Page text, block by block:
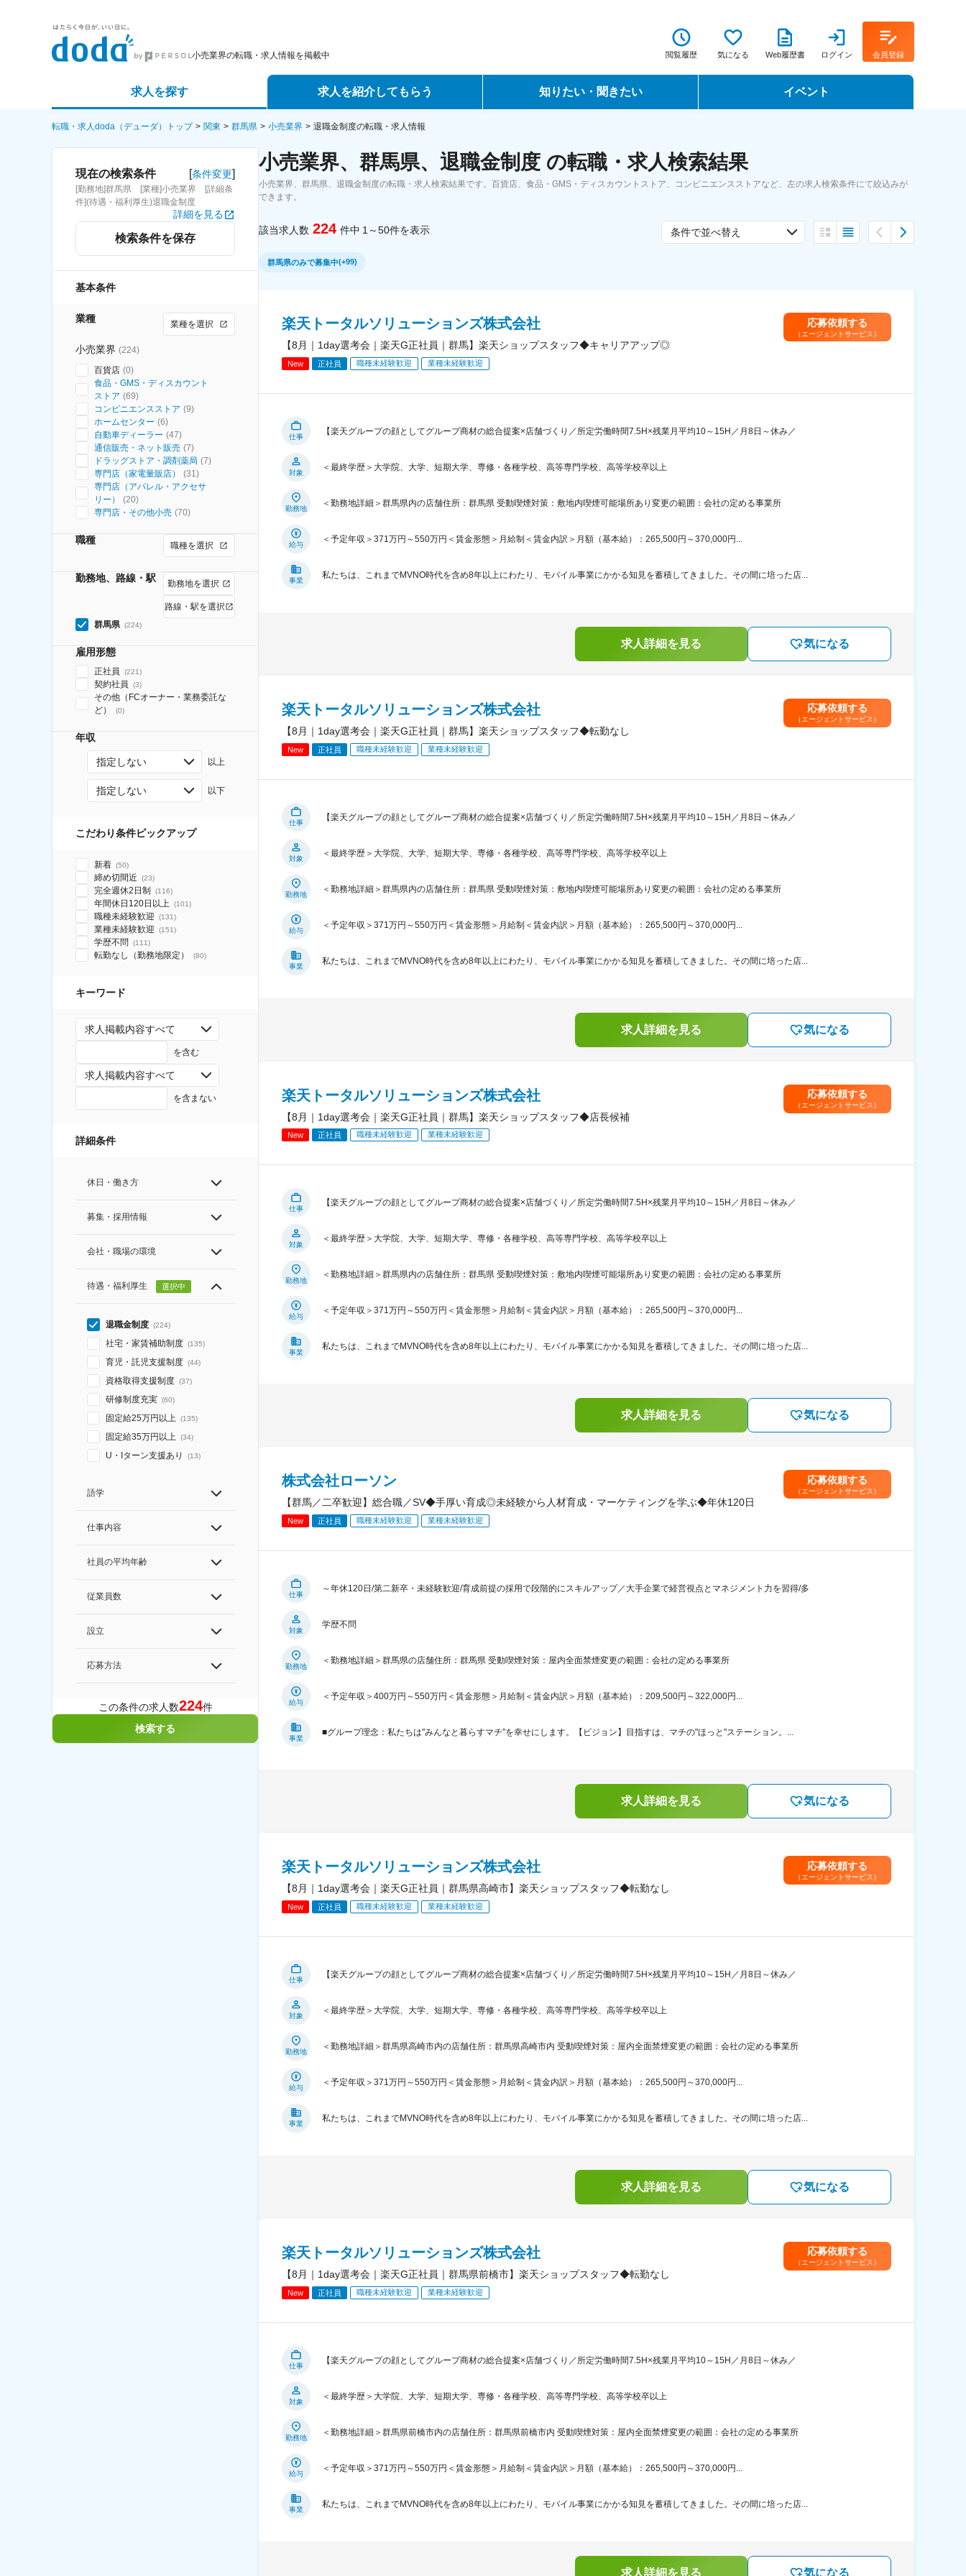
小売業界の転職・求人情報を掲載中 閲覧履歴 気になる Web履歴書 ログイン 会員登録
求人を探す
詳細条件から探す
求人特集から探す
求人を紹介してもらう
エージェントサービス
スカウトサービス
パートナーエージェントサービス
知りたい・聞きたい
データで見る転職
イベント
転職フェア
転職・求人doda（デューダ）トップ 関東 群馬県 小売業界 退職金制度の転職・求人情報
現在の検索条件 [条件変更]
[勤務地]群馬県 [業種]小売業界 [詳細条
件](待遇・福利厚生)退職金制度
詳細を見る
検索条件を保存
基本条件
業種 業種を選択
小売業界 (224)
百貨店 (0)
食品・GMS・ディスカウント
ストア (69)
コンビニエンスストア (9)
ホームセンター (6)
自動車ディーラー (47)
通信販売・ネット販売 (7)
ドラッグストア・調剤薬局 (7)
専門店（家電量販店）
(31)
専門店（アパレル・アクセサ
リー）
(20)
専門店・その他小売 (70)
職種 職種を選択
勤務地、路線・駅 勤務地を選択
路線・駅を選択
群馬県 (224)
雇用形態
正社員 (221)
契約社員 (3)
その他（FCオーナー・業務委託な
ど）
(0)
年収
指定しない 以上
指定しない 以下
こだわり条件ピックアップ
新着 (50)
締め切間近 (23)
完全週休2日制 (116)
年間休日120日以上 (101)
職種未経験歓迎 (131)
業種未経験歓迎 (151)
学歴不問 (111)
転勤なし（勤務地限定） (80)
キーワード
求人掲載内容すべて
を含む
求人掲載内容すべて
を含まない
詳細条件
休日・働き方
募集・採用情報
会社・職場の環境
待遇・福利厚生 選択中
退職金制度 (224)
社宅・家賃補助制度 (135)
育児・託児支援制度 (44)
資格取得支援制度 (37)
研修制度充実 (60)
固定給25万円以上 (135)
固定給35万円以上 (34)
U・Iターン支援あり (13)
語学
仕事内容
社員の平均年齢
従業員数
設立
応募方法
この条件の求人数224件
検索する
小売業界、群馬県、退職金制度 の転職・求人検索結果
小売業界、群馬県、退職金制度の転職・求人検索結果です。百貨店、食品・GMS・ディスカウントストア、コンビニエンスストアなど、左の求人検索条件にて絞込みが
できます。
該当求人数 224 件中 1～50件を表示 条件で並べ替え
群馬県のみで募集中(+99)
楽天トータルソリューションズ株式会社
【8月｜1day選考会｜楽天G正社員｜群馬】楽天ショップスタッフ◆キャリアアップ◎
New 正社員 職種未経験歓迎 業種未経験歓迎
応募依頼する
（エージェントサービス）
仕事
【楽天グループの顔としてグループ商材の総合提案×店舗づくり／所定労働時間7.5H×残業月平均10～15H／月8日～休み／
対象
＜最終学歴＞大学院、大学、短期大学、専修・各種学校、高等専門学校、高等学校卒以上
勤務地
＜勤務地詳細＞群馬県内の店舗住所：群馬県 受動喫煙対策：敷地内喫煙可能場所あり変更の範囲：会社の定める事業所
給与
＜予定年収＞371万円～550万円＜賃金形態＞月給制＜賃金内訳＞月額（基本給）：265,500円～370,000円...
事業
私たちは、これまでMVNO時代を含め8年以上にわたり、モバイル事業にかかる知見を蓄積してきました。その間に培った店...
求人詳細を見る 気になる
楽天トータルソリューションズ株式会社
【8月｜1day選考会｜楽天G正社員｜群馬】楽天ショップスタッフ◆転勤なし
New 正社員 職種未経験歓迎 業種未経験歓迎
応募依頼する
（エージェントサービス）
仕事
【楽天グループの顔としてグループ商材の総合提案×店舗づくり／所定労働時間7.5H×残業月平均10～15H／月8日～休み／
対象
＜最終学歴＞大学院、大学、短期大学、専修・各種学校、高等専門学校、高等学校卒以上
勤務地
＜勤務地詳細＞群馬県内の店舗住所：群馬県 受動喫煙対策：敷地内喫煙可能場所あり変更の範囲：会社の定める事業所
給与
＜予定年収＞371万円～550万円＜賃金形態＞月給制＜賃金内訳＞月額（基本給）：265,500円～370,000円...
事業
私たちは、これまでMVNO時代を含め8年以上にわたり、モバイル事業にかかる知見を蓄積してきました。その間に培った店...
求人詳細を見る 気になる
楽天トータルソリューションズ株式会社
【8月｜1day選考会｜楽天G正社員｜群馬】楽天ショップスタッフ◆店長候補
New 正社員 職種未経験歓迎 業種未経験歓迎
応募依頼する
（エージェントサービス）
仕事
【楽天グループの顔としてグループ商材の総合提案×店舗づくり／所定労働時間7.5H×残業月平均10～15H／月8日～休み／
対象
＜最終学歴＞大学院、大学、短期大学、専修・各種学校、高等専門学校、高等学校卒以上
勤務地
＜勤務地詳細＞群馬県内の店舗住所：群馬県 受動喫煙対策：敷地内喫煙可能場所あり変更の範囲：会社の定める事業所
給与
＜予定年収＞371万円～550万円＜賃金形態＞月給制＜賃金内訳＞月額（基本給）：265,500円～370,000円...
事業
私たちは、これまでMVNO時代を含め8年以上にわたり、モバイル事業にかかる知見を蓄積してきました。その間に培った店...
求人詳細を見る 気になる
株式会社ローソン
【群馬／二卒歓迎】総合職／SV◆手厚い育成◎未経験から人材育成・マーケティングを学ぶ◆年休120日
New 正社員 職種未経験歓迎 業種未経験歓迎
応募依頼する
（エージェントサービス）
仕事
～年休120日/第二新卒・未経験歓迎/育成前提の採用で段階的にスキルアップ／大手企業で経営視点とマネジメント力を習得/多
対象
学歴不問
勤務地
＜勤務地詳細＞群馬県の店舗住所：群馬県 受動喫煙対策：屋内全面禁煙変更の範囲：会社の定める事業所
給与
＜予定年収＞400万円～550万円＜賃金形態＞月給制＜賃金内訳＞月額（基本給）：209,500円～322,000円...
事業
■グループ理念：私たちは"みんなと暮らすマチ"を幸せにします。【ビジョン】目指すは、マチの"ほっと"ステーション。...
求人詳細を見る 気になる
楽天トータルソリューションズ株式会社
【8月｜1day選考会｜楽天G正社員｜群馬県高崎市】楽天ショップスタッフ◆転勤なし
New 正社員 職種未経験歓迎 業種未経験歓迎
応募依頼する
（エージェントサービス）
仕事
【楽天グループの顔としてグループ商材の総合提案×店舗づくり／所定労働時間7.5H×残業月平均10～15H／月8日～休み／
対象
＜最終学歴＞大学院、大学、短期大学、専修・各種学校、高等専門学校、高等学校卒以上
勤務地
＜勤務地詳細＞群馬県高崎市内の店舗住所：群馬県高崎市内 受動喫煙対策：屋内全面禁煙変更の範囲：会社の定める事業所
給与
＜予定年収＞371万円～550万円＜賃金形態＞月給制＜賃金内訳＞月額（基本給）：265,500円～370,000円...
事業
私たちは、これまでMVNO時代を含め8年以上にわたり、モバイル事業にかかる知見を蓄積してきました。その間に培った店...
求人詳細を見る 気になる
楽天トータルソリューションズ株式会社
【8月｜1day選考会｜楽天G正社員｜群馬県前橋市】楽天ショップスタッフ◆転勤なし
New 正社員 職種未経験歓迎 業種未経験歓迎
応募依頼する
（エージェントサービス）
仕事
【楽天グループの顔としてグループ商材の総合提案×店舗づくり／所定労働時間7.5H×残業月平均10～15H／月8日～休み／
対象
＜最終学歴＞大学院、大学、短期大学、専修・各種学校、高等専門学校、高等学校卒以上
勤務地
＜勤務地詳細＞群馬県前橋市内の店舗住所：群馬県前橋市内 受動喫煙対策：屋内全面禁煙変更の範囲：会社の定める事業所
給与
＜予定年収＞371万円～550万円＜賃金形態＞月給制＜賃金内訳＞月額（基本給）：265,500円～370,000円...
事業
私たちは、これまでMVNO時代を含め8年以上にわたり、モバイル事業にかかる知見を蓄積してきました。その間に培った店...
求人詳細を見る 気になる